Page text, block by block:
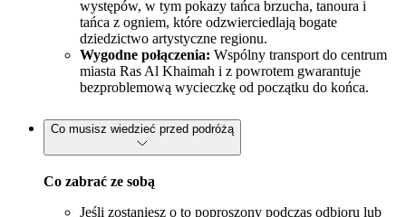
występów, w tym pokazy tańca brzucha, tanoura i
tańca z ogniem, które odzwierciedlają bogate
dziedzictwo artystyczne regionu.
Wygodne połączenia: Wspólny transport do centrum
miasta Ras Al Khaimah i z powrotem gwarantuje
bezproblemową wycieczkę od początku do końca.
Co musisz wiedzieć przed podróżą
Co zabrać ze sobą
Jeśli zostaniesz o to poproszony podczas odbioru lub